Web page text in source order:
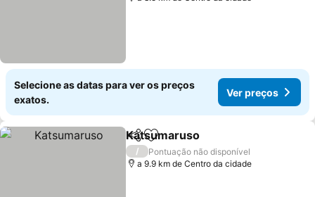
Selecione as datas para ver os preços
exatos.
Ver preços
PartilharAdicionar aos favoritos
Katsumaruso
/
Pontuação não disponível
a 9.9 km de Centro da cidade